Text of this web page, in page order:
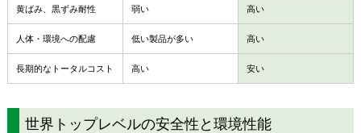
黄ばみ、黒ずみ耐性 弱い 高い
人体・環境への配慮 低い製品が多い 高い
長期的なトータルコスト 高い 安い
世界トップレベルの安全性と環境性能